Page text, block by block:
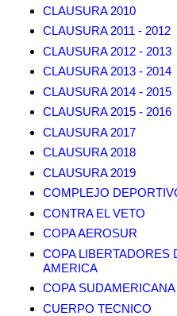
CLAUSURA 2010
CLAUSURA 2011 - 2012
CLAUSURA 2012 - 2013
CLAUSURA 2013 - 2014
CLAUSURA 2014 - 2015
CLAUSURA 2015 - 2016
CLAUSURA 2017
CLAUSURA 2018
CLAUSURA 2019
COMPLEJO
CONTRA EL VETO
COPA AEROSUR
COPA LIBERTADORES
AMERICA
COPA SUDAMERICANA
CUERPO TECNICO